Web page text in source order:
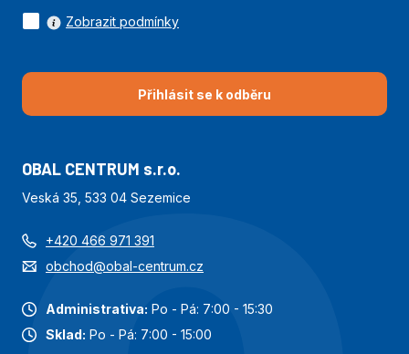
Přihlásit se k odběru
Zobrazit podmínky
OBAL CENTRUM s.r.o.
Veská 35, 533 04 Sezemice
+420 466 971 391
obchod@obal-centrum.cz
Administrativa: Po - Pá: 7:00 - 15:30
Sklad: Po - Pá: 7:00 - 15:00